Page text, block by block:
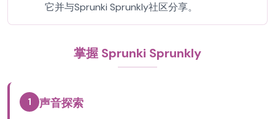
它并与Sprunki Sprunkly社区分享。
掌握 Sprunki Sprunkly
1 声音探索